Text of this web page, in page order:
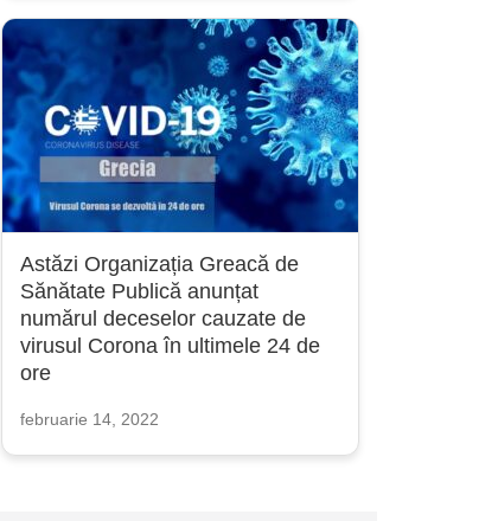
Astăzi Organizația Greacă de
Sănătate Publică anunțat
numărul deceselor cauzate de
virusul Corona în ultimele 24 de
ore
februarie 14, 2022